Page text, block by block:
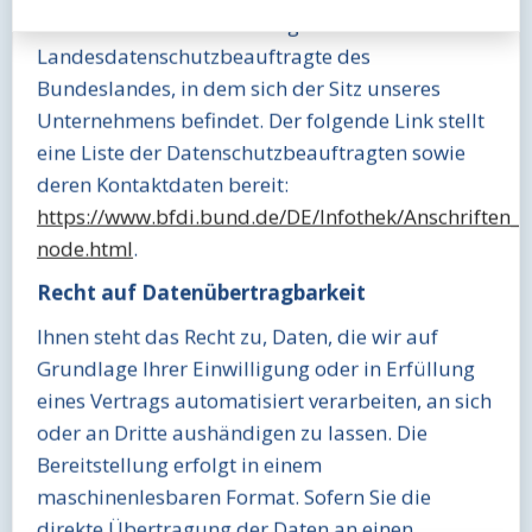
Landesdatenschutzbeauftragte des
Bundeslandes, in dem sich der Sitz unseres
Unternehmens befindet. Der folgende Link stellt
eine Liste der Datenschutzbeauftragten sowie
deren Kontaktdaten bereit:
https://www.bfdi.bund.de/DE/Infothek/
node.html.
Recht auf Datenübertragbarkeit
Ihnen steht das Recht zu, Daten, die wir auf
Grundlage Ihrer Einwilligung oder in Erfüllung
eines Vertrags automatisiert verarbeiten, an sich
oder an Dritte aushändigen zu lassen. Die
Bereitstellung erfolgt in einem
maschinenlesbaren Format. Sofern Sie die